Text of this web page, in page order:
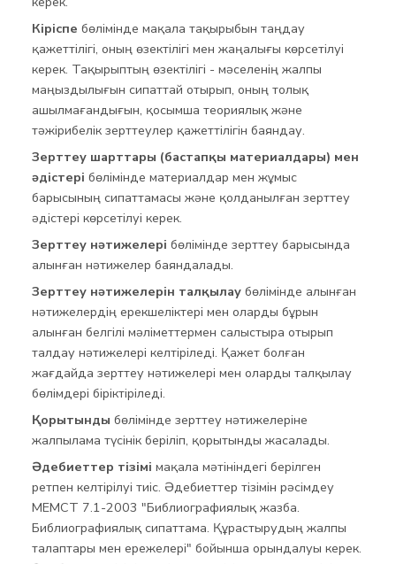
Кіріспе бөлімінде мақала тақырыбын таңдау
қажеттілігі, оның өзектілігі мен жаңалығы көрсетілуі
керек. Тақырыптың өзектілігі - мәселенің жалпы
маңыздылығын сипаттай отырып, оның толық
ашылмағандығын, қосымша теориялық және
тәжірибелік зерттеулер қажеттілігін баяндау.
Зерттеу шарттары (бастапқы материалдары) мен
әдістері бөлімінде материалдар мен жұмыс
барысының сипаттамасы және қолданылған зерттеу
әдістері көрсетілуі керек.
Зерттеу нәтижелері бөлімінде зерттеу барысында
алынған нәтижелер баяндалады.
Зерттеу нәтижелерін талқылау бөлімінде алынған
нәтижелердің ерекшеліктері мен оларды бұрын
алынған белгілі мәліметтермен салыстыра отырып
талдау нәтижелері келтіріледі. Қажет болған
жағдайда зерттеу нәтижелері мен оларды талқылау
бөлімдері біріктіріледі.
Қорытынды бөлімінде зерттеу нәтижелеріне
жалпылама түсінік беріліп, қорытынды жасалады.
Әдебиеттер тізімі мақала мәтініндегі берілген
ретпен келтірілуі тиіс. Әдебиеттер тізімін рәсімдеу
МЕМСТ 7.1-2003 "Библиографиялық жазба.
Библиографиялық сипаттама. Құрастырудың жалпы
талаптары мен ережелері" бойынша орындалуы керек.